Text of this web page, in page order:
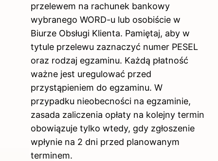
przelewem na rachunek bankowy
wybranego WORD-u lub osobiście w
Biurze Obsługi Klienta. Pamiętaj, aby w
tytule przelewu zaznaczyć numer PESEL
oraz rodzaj egzaminu. Każdą płatność
ważne jest uregulować przed
przystąpieniem do egzaminu. W
przypadku nieobecności na egzaminie,
zasada zaliczenia opłaty na kolejny termin
obowiązuje tylko wtedy, gdy zgłoszenie
wpłynie na 2 dni przed planowanym
terminem.